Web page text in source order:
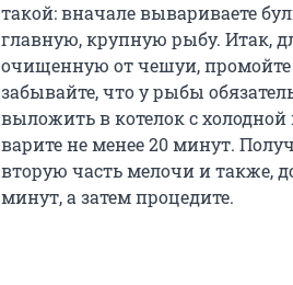
такой: вначале вывариваете
главную, крупную рыбу. Итак,
очищенную от чешуи, промойте
забывайте, что у рыбы
выложить в котелок с
варите не менее 20 минут.
вторую часть мелочи и также,
минут, а затем процедите.